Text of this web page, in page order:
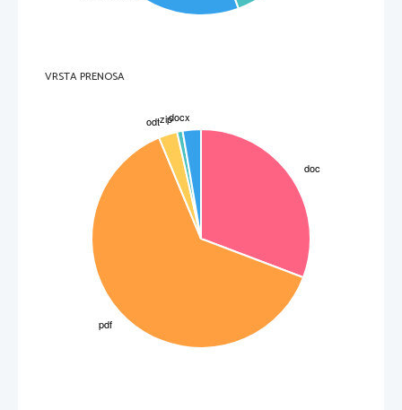
VRSTA PRENOSA